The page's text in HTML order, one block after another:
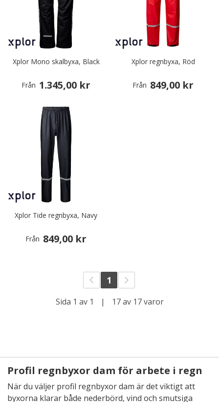
Xplor Mono skalbyxa, Black
Från 1.345,00 kr
Xplor regnbyxa, Röd
Från 849,00 kr
Xplor Tide regnbyxa, Navy
Från 849,00 kr
1
Sida 1 av 1 | 17 av 17 varor
Profil regnbyxor dam för arbete i regn
När du väljer profil regnbyxor dam är det viktigt att
byxorna klarar både nederbörd, vind och smutsiga